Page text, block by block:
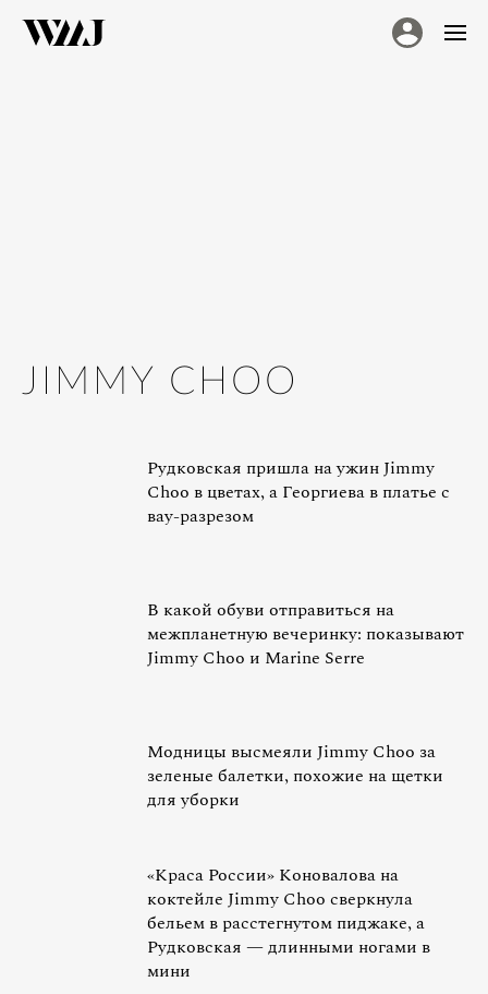
JIMMY CHOO
Рудковская пришла на ужин Jimmy
Choo в цветах, а Георгиева в платье с
вау-разрезом
В какой обуви отправиться на
межпланетную вечеринку: показывают
Jimmy Choo и Marine Serre
Модницы высмеяли Jimmy Choo за
зеленые балетки, похожие на щетки
для уборки
«Краса России» Коновалова на
коктейле Jimmy Choo сверкнула
бельем в расстегнутом пиджаке, а
Рудковская — длинными ногами в
мини